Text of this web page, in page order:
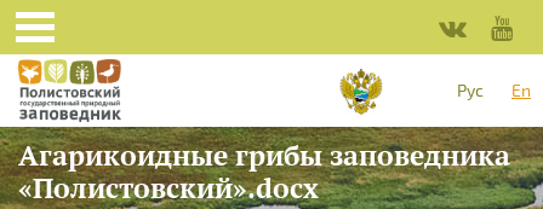
Skip to main content
Рус
En
Агарикоидные грибы заповедника
«Полистовский».docx